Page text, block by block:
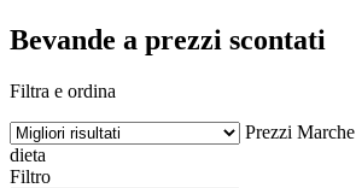
Bevande a prezzi scontati
Filtra e ordina
Prezzi Marche
dieta
Filtro